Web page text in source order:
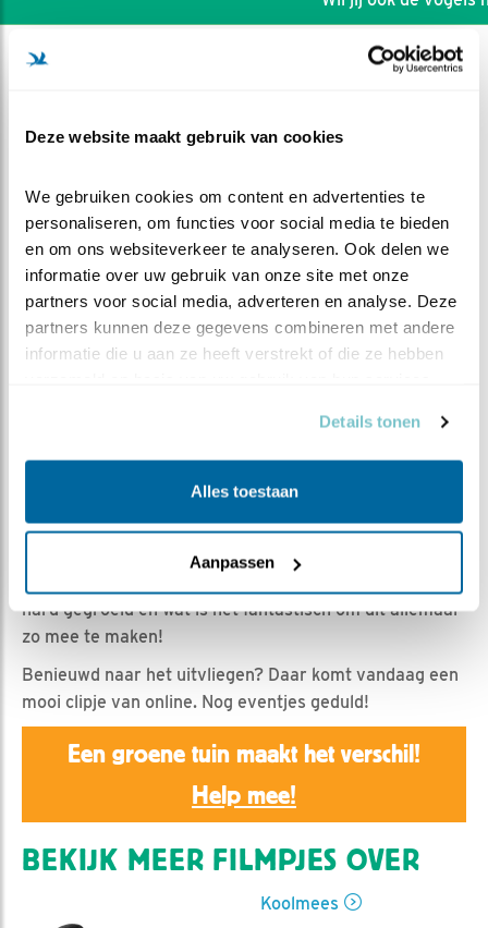
Deze website maakt gebruik van cookies
We gebruiken cookies om content en advertenties te
personaliseren, om functies voor social media te bieden
en om ons websiteverkeer te analyseren. Ook delen we
informatie over uw gebruik van onze site met onze
partners voor social media, adverteren en analyse. Deze
partners kunnen deze gegevens combineren met andere
informatie die u aan ze heeft verstrekt of die ze hebben
Details tonen
Alles toestaan
Aanpassen
Esther Heideveld | Geplaatst op 22 mei 2021, 9:00 |
Vind ik leuk
Een compilatie van de laatste dagen van de
hard gegroeid en wat is het fantastisch om dit allemaal
zo mee te maken!
Benieuwd naar het uitvliegen? Daar komt vandaag een
mooi clipje van online. Nog eventjes geduld!
Een groene tuin maakt het verschil!
Help mee!
BEKIJK MEER FILMPJES OVER
Koolmees